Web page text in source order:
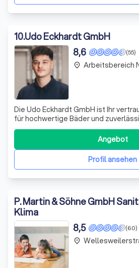
10.Udo Eckhardt GmbH
(55)
8,6
Die Udo Eckhardt GmbH ist Ihr
für hochwertige Bäder und
Saarpfalz-Kreis. Mit über 20 Jahren
Branche setzen wir stets neue
Qualität. Unser Portfolio umfasst
Heizsysteme, industriellen Rohrl
Profil ansehen
Angebot
place Arbeitsbereich
P. Martin & Söhne GmbH
Klima
(60)
8,5
place